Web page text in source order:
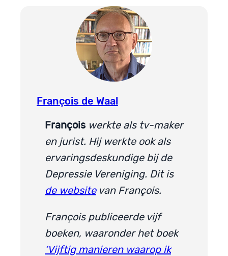
François de Waal
François werkte als tv-maker
en jurist. Hij werkte ook als
ervaringsdeskundige bij de
Depressie Vereniging. Dit is
de websitevan François.
François publiceerde vijf
boeken, waaronder het boek
‘Vijftig manieren waarop ik